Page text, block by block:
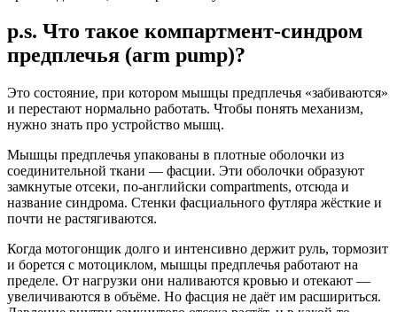
p.s. Что такое компартмент-синдром
предплечья (arm pump)?
Это состояние, при котором мышцы предплечья «забиваются»
и перестают нормально работать. Чтобы понять механизм,
нужно знать про устройство мышц.
Мышцы предплечья упакованы в плотные оболочки из
соединительной ткани — фасции. Эти оболочки образуют
замкнутые отсеки, по-английски compartments, отсюда и
название синдрома. Стенки фасциального футляра жёсткие и
почти не растягиваются.
Когда мотогонщик долго и интенсивно держит руль, тормозит
и борется с мотоциклом, мышцы предплечья работают на
пределе. От нагрузки они наливаются кровью и отекают —
увеличиваются в объёме. Но фасция не даёт им расшириться.